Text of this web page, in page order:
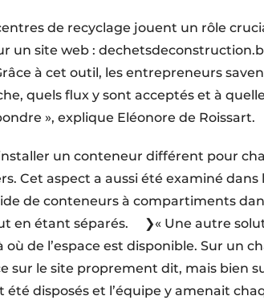
de recyclage jouent un rôle
un site web :
à cet outil, les entrepreneurs
quels flux y sont acceptés et à
», explique Eléonore de Roissart.
un conteneur différent pour
Cet aspect a aussi été examiné
de conteneurs à compartiments
en étant séparés. ❯« Une autre
de l’espace est disponible. Sur un
sur le site proprement dit, mais bien
disposés et l’équipe y amenait